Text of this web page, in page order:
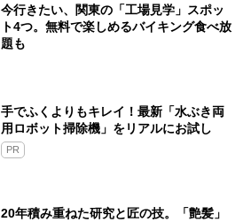
今行きたい、関東の「工場見学」スポッ
ト4つ。無料で楽しめるバイキング食べ放
題も
手でふくよりもキレイ！最新「水ぶき両
用ロボット掃除機」をリアルにお試し
PR
20年積み重ねた研究と匠の技。「艶髪」